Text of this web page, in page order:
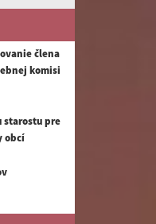
člena
komisi
starostu pre
obcí